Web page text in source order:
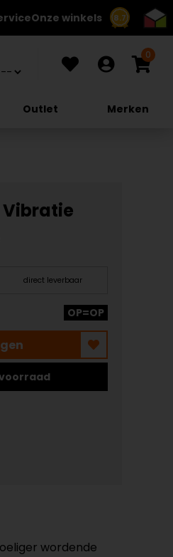
8.7
Onze winkels
0
Outlet Merken
Vibratie
direct leverbaar
OP=OP
wordende